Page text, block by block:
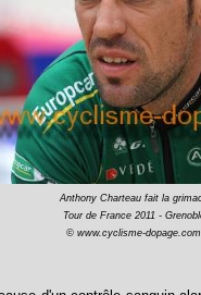
Anthony Charteau fait la
Tour de France 2011 -
© www.cyclisme-dopage.com